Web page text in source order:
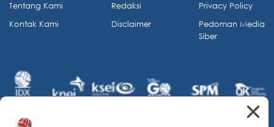
Tentang Kami
Kontak Kami
Redaksi
Disclaimer
Privacy Policy
Pedoman Media
Siber